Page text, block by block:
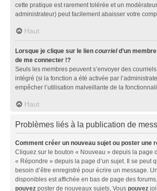
cette pratique est rarement tolérée et un
administrateur) peut facilement abaisser votre
Haut
Lorsque je clique sur le lien courrield’un
de me connecter !?
Seuls les membres peuvent s’envoyer des
intégré (si la fonction a été activée par
empêcher l’utilisation malveillante de la
Haut
Problèmes liés à la publication de
Comment créer un nouveau sujet ou poster une
Cliquez sur le bouton « Nouveau » depuis la page
« Répondre » depuis la page d’un sujet. Il se peut
besoin d’être enregistré pour écrire un message.
disponibles est affichée en bas de page des
pouvez poster de nouveaux sujets, Vous pouvez